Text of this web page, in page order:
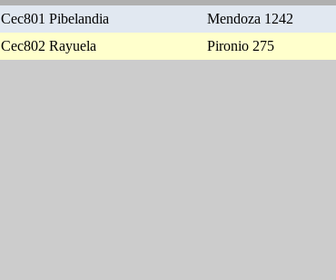
Cec801 Pibelandia
Mendoza 1242
Cec802 Rayuela
Pironio 275